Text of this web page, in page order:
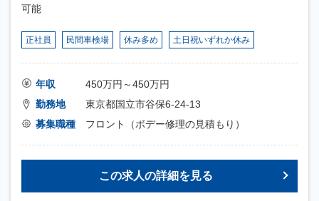
可能
正社員 民間車検場 休み多め 土日祝いずれか休み
年収
450万円～450万円
勤務地
東京都国立市谷保6-24-13
募集職種
フロント（ボデー修理の見積もり）
この求人の詳細を見る